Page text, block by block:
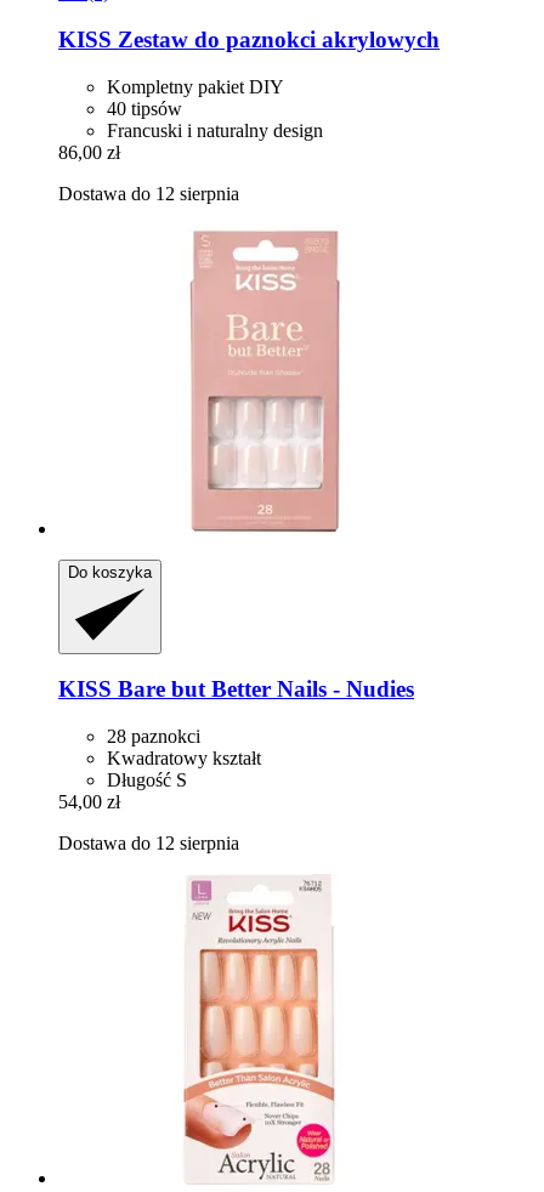
KISS Zestaw do paznokci akrylowych
Kompletny pakiet DIY
40 tipsów
Francuski i naturalny design
86,00 zł
Dostawa do 12 sierpnia
Do koszyka
KISS Bare but Better Nails -​ Nudies
28 paznokci
Kwadratowy kształt
Długość S
54,00 zł
Dostawa do 12 sierpnia